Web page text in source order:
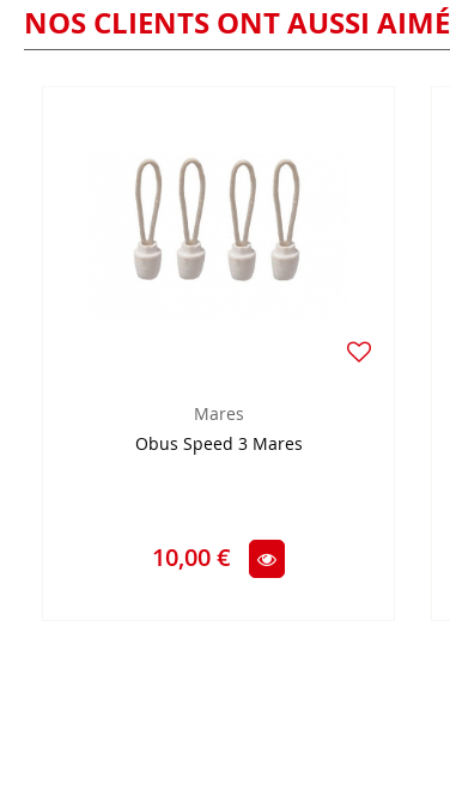
NOS CLIENTS ONT AUSSI AIMÉ
Mares
Obus Speed 3 Mares
10,00 €